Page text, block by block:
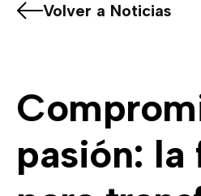
Volver a Noticias
pasión: la